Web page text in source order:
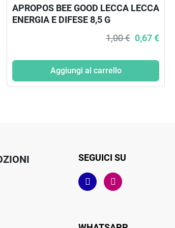
APROPOS BEE GOOD LECCA LECCA
ENERGIA E DIFESE 8,5 G
1,00 € 0,67 €
Aggiungi al carrello
SEGUICI SU